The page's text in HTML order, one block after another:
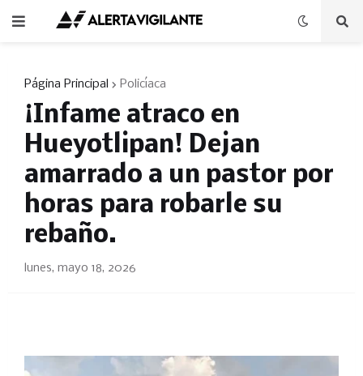
Página Principal Policíaca
¡Infame atraco en
Hueyotlipan! Dejan
amarrado a un pastor por
horas para robarle su
rebaño.
lunes, mayo 18, 2026